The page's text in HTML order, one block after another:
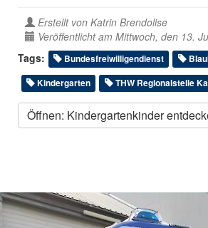
Erstellt von Katrin Brendolise
Veröffentlicht am Mittwoch, den 13.
Tags:
Bundesfreiwilligendienst
Kindergarten
THW Regionalstelle
Öffnen: Kindergartenkinder